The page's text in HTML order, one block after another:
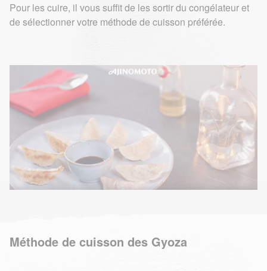
Pour les cuire, il vous suffit de les sortir du congélateur et
de sélectionner votre méthode de cuisson préférée.
Méthode de cuisson des Gyoza